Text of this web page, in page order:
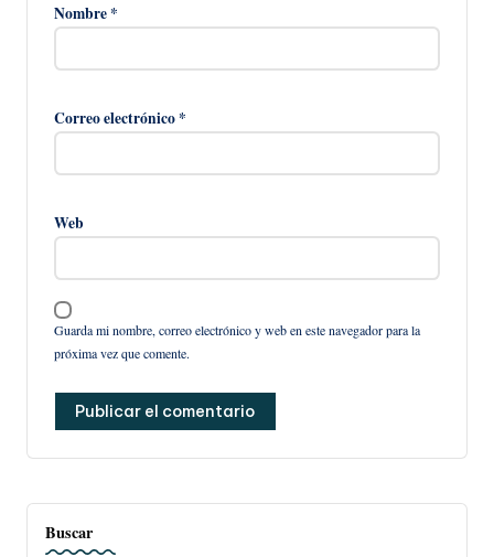
Nombre*
Correo electrónico*
Web
Guarda mi nombre, correo electrónico y web en este navegador para la
próxima vez que comente.
Buscar